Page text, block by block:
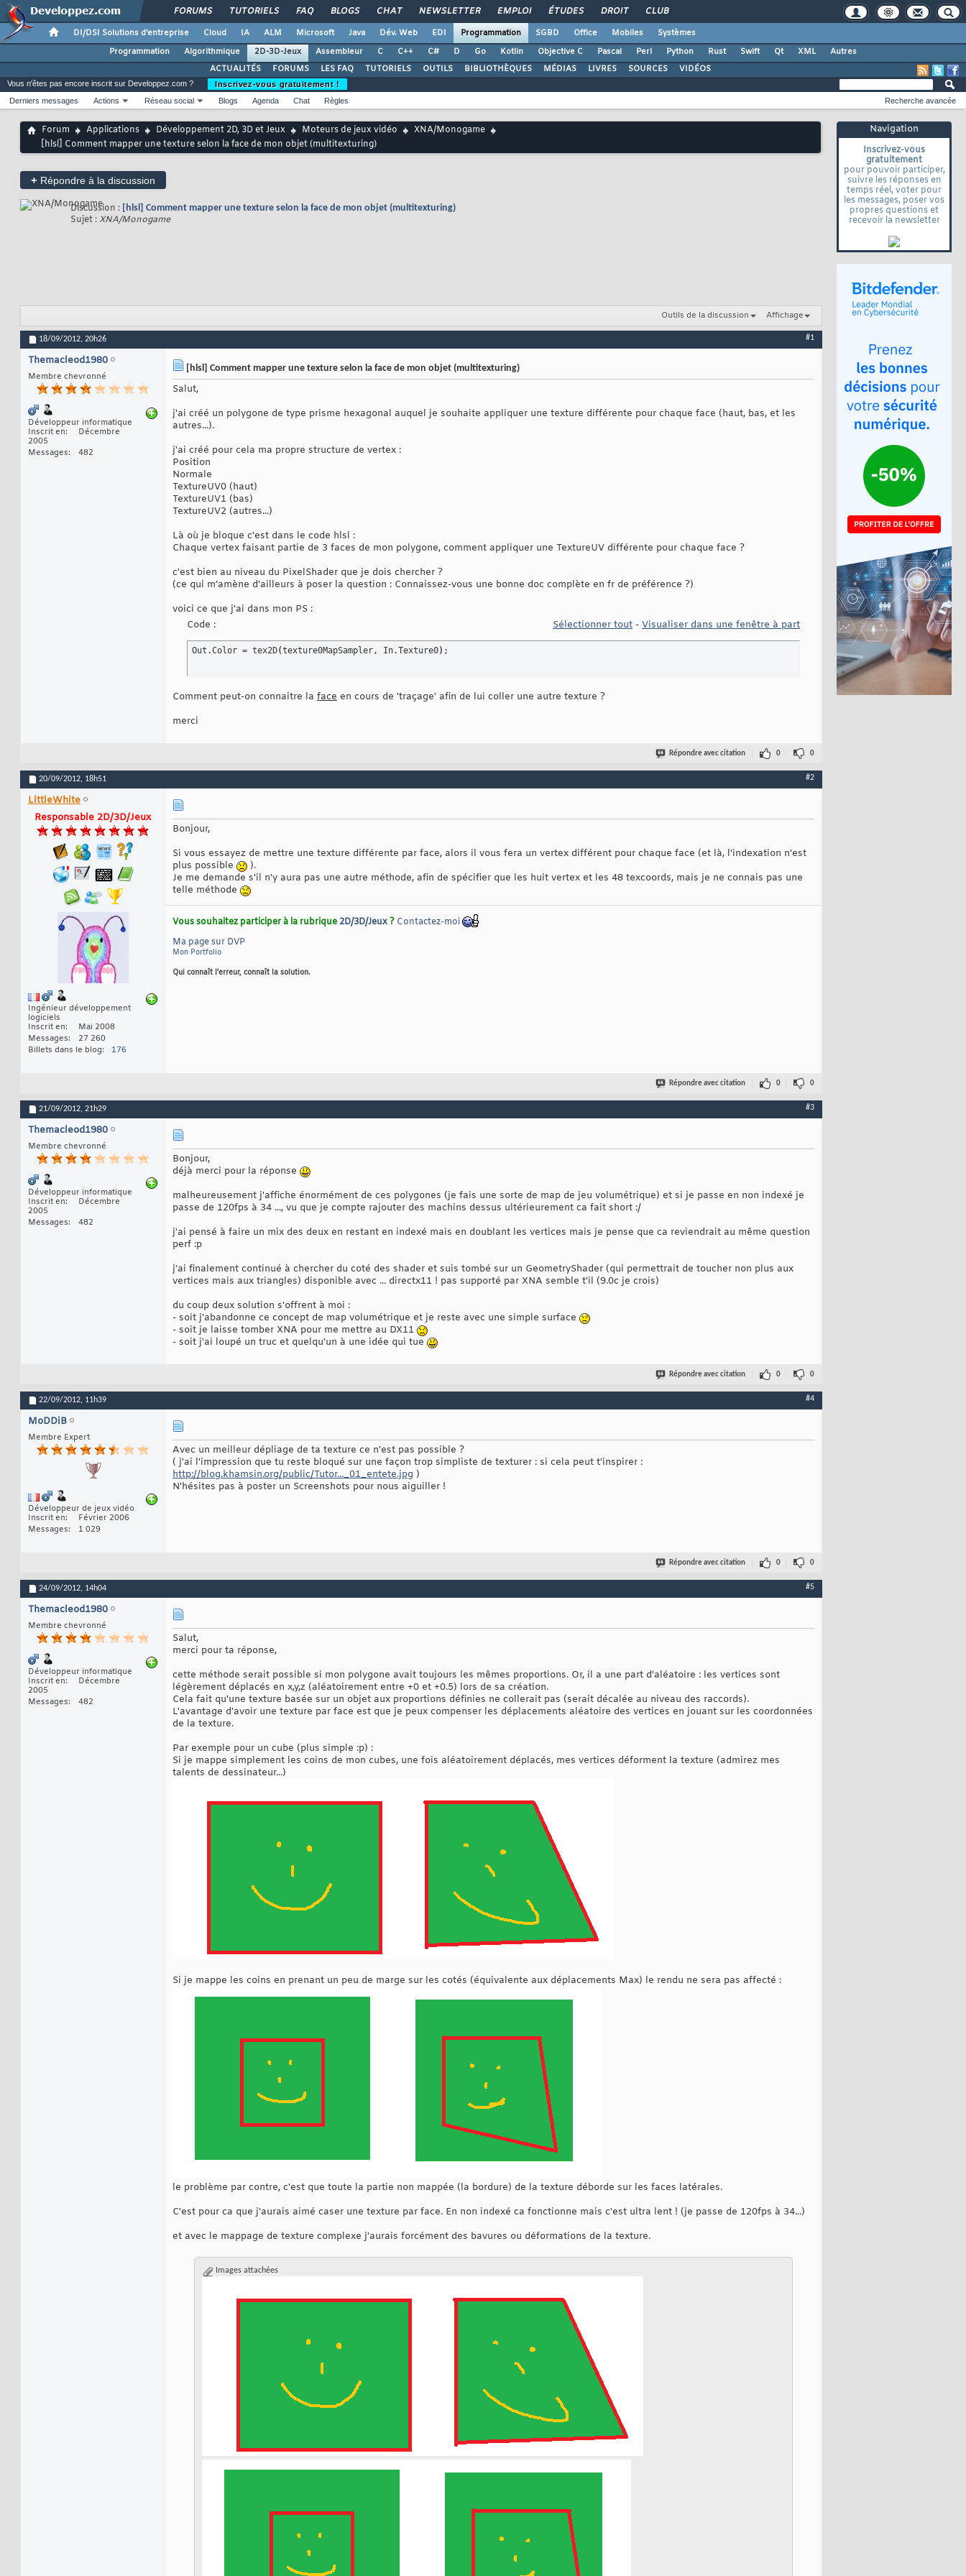
FORUMS TUTORIELS FAQ BLOGS CHAT NEWSLETTER EMPLOI ÉTUDES DROIT CLUB
DI/DSI Solutions d'entreprise Cloud IA ALM Microsoft Java Dév. Web EDI Programmation SGBD Office Mobiles
Systèmes
Programmation
Algorithmique 2D-3D-Jeux Assembleur C C++ C# D Go Kotlin Objective C Pascal Perl Python Rust Swift Qt XML
Autres
ACTUALITÉS
FORUMS LES FAQ TUTORIELS OUTILS BIBLIOTHÈQUES MÉDIAS LIVRES SOURCES VIDÉOS
Navigation
Inscrivez-vous
gratuitement
pour pouvoir participer,
suivre les réponses en
temps réel, voter pour
les messages, poser vos
propres questions et
recevoir la newsletter
Vous n'êtes pas encore inscrit sur Developpez.com ?
Inscrivez-vous gratuitement !
Derniers messages
Actions Réseau social Blogs Agenda Chat Règles Recherche avancée
Forum Applications Développement 2D, 3D et Jeux Moteurs de jeux vidéo
XNA/Monogame
[hlsl] Comment mapper une texture selon la face de mon objet (multitexturing)
+ Répondre à la discussion
Discussion : [hlsl] Comment mapper une texture selon la face de mon objet (multitexturing)
Sujet : XNA/Monogame
Outils de la discussion Affichage
18/09/2012, 20h26 #1
Themacleod1980
Membre chevronné
Développeur informatique
Inscrit en
Décembre
2005
Messages
482
[hlsl] Comment mapper une texture selon la face de mon objet (multitexturing)
Salut,
j'ai créé un polygone de type prisme hexagonal auquel je souhaite appliquer une texture différente pour chaque face (haut, bas, et les
autres...).
j'ai créé pour cela ma propre structure de vertex :
Position
Normale
TextureUV0 (haut)
TextureUV1 (bas)
TextureUV2 (autres...)
Là où je bloque c'est dans le code hlsl :
Chaque vertex faisant partie de 3 faces de mon polygone, comment appliquer une TextureUV différente pour chaque face ?
c'est bien au niveau du PixelShader que je dois chercher ?
(ce qui m’amène d’ailleurs à poser la question : Connaissez-vous une bonne doc complète en fr de préférence ?)
voici ce que j'ai dans mon PS :
Code :
Sélectionner tout - Visualiser dans une fenêtre à part
Out.Color = tex2D(texture0MapSampler, In.Texture0) ;
Comment peut-on connaitre la face en cours de 'traçage' afin de lui coller une autre texture ?
merci
Répondre avec citation 0 0
20/09/2012, 18h51 #2
LittleWhite
Responsable 2D/3D/Jeux
Ingénieur développement
logiciels
Inscrit en
Mai 2008
Messages
27 260
Billets dans le blog
176
Bonjour,
Si vous essayez de mettre une texture différente par face, alors il vous fera un vertex différent pour chaque face (et là, l'indexation n'est
plus possible
).
Je me demande s'il n'y aura pas une autre méthode, afin de spécifier que les huit vertex et les 48 texcoords, mais je ne connais pas une
telle méthode
Vous souhaitez participer à la rubrique 2D/3D/Jeux? Contactez-moi
Ma page sur DVP
Mon Portfolio
Qui connaît l'erreur, connaît la solution.
Répondre avec citation 0 0
21/09/2012, 21h29 #3
Themacleod1980
Membre chevronné
Développeur informatique
Inscrit en
Décembre
2005
Messages
482
Bonjour,
déjà merci pour la réponse
malheureusement j'affiche énormément de ces polygones (je fais une sorte de map de jeu volumétrique) et si je passe en non indexé je
passe de 120fps à 34 ..., vu que je compte rajouter des machins dessus ultérieurement ca fait short :/
j'ai pensé à faire un mix des deux en restant en indexé mais en doublant les vertices mais je pense que ca reviendrait au même question
perf :p
j'ai finalement continué à chercher du coté des shader et suis tombé sur un GeometryShader (qui permettrait de toucher non plus aux
vertices mais aux triangles) disponible avec ... directx11 ! pas supporté par XNA semble t'il (9.0c je crois)
du coup deux solution s'offrent à moi :
- soit j'abandonne ce concept de map volumétrique et je reste avec une simple surface
- soit je laisse tomber XNA pour me mettre au DX11
- soit j'ai loupé un truc et quelqu'un à une idée qui tue
Répondre avec citation 0 0
22/09/2012, 11h39 #4
MoDDiB
Membre Expert
Développeur de jeux vidéo
Inscrit en
Février 2006
Messages
1 029
Avec un meilleur dépliage de ta texture ce n'est pas possible ?
( j'ai l'impression que tu reste bloqué sur une façon trop simpliste de texturer : si cela peut t'inspirer :
http://blog.khamsin.org/public/Tutor..._01_entete.jpg )
N'hésites pas à poster un Screenshots pour nous aiguiller !
Répondre avec citation 0 0
24/09/2012, 14h04 #5
Themacleod1980
Membre chevronné
Développeur informatique
Inscrit en
Décembre
2005
Messages
482
Salut,
merci pour ta réponse,
cette méthode serait possible si mon polygone avait toujours les mêmes proportions. Or, il a une part d'aléatoire : les vertices sont
légèrement déplacés en x,y,z (aléatoirement entre +0 et +0.5) lors de sa création.
Cela fait qu'une texture basée sur un objet aux proportions définies ne collerait pas (serait décalée au niveau des raccords).
L'avantage d'avoir une texture par face est que je peux compenser les déplacements aléatoire des vertices en jouant sur les coordonnées
de la texture.
Par exemple pour un cube (plus simple :p) :
Si je mappe simplement les coins de mon cubes, une fois aléatoirement déplacés, mes vertices déforment la texture (admirez mes
talents de dessinateur...)
Si je mappe les coins en prenant un peu de marge sur les cotés (équivalente aux déplacements Max) le rendu ne sera pas affecté :
le problème par contre, c'est que toute la partie non mappée (la bordure) de la texture déborde sur les faces latérales.
C'est pour ca que j'aurais aimé caser une texture par face. En non indexé ca fonctionne mais c'est ultra lent ! (je passe de 120fps à 34...)
et avec le mappage de texture complexe j'aurais forcément des bavures ou déformations de la texture.
Images attachées